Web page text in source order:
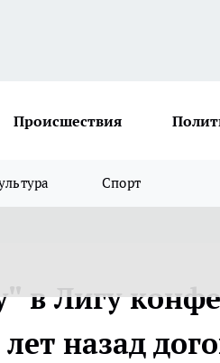
Происшествия
Спорт
в Лигу
назад